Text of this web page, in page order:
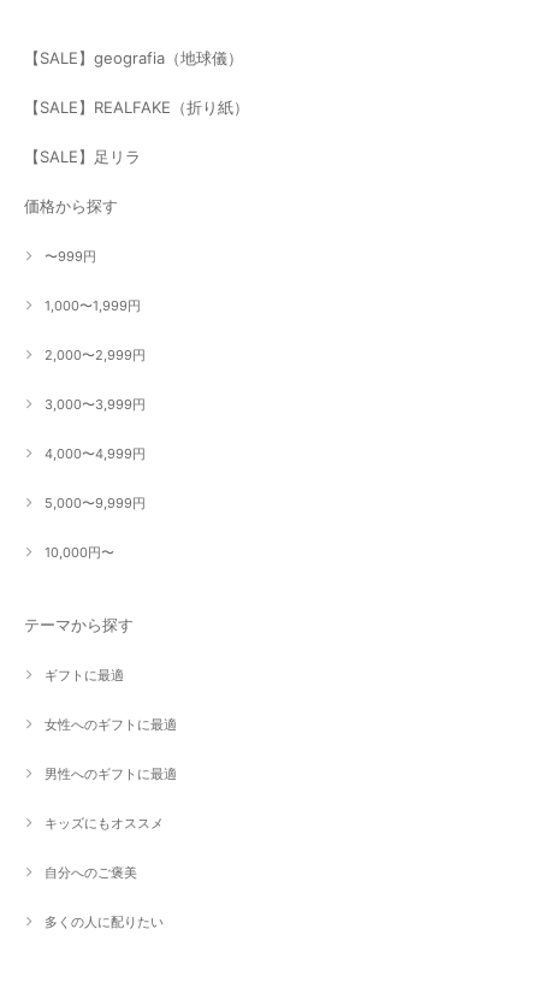
【SALE】geografia（地球儀）
【SALE】REALFAKE（折り紙）
【SALE】足リラ
価格から探す
〜999円
1,000〜1,999円
2,000〜2,999円
3,000〜3,999円
4,000〜4,999円
5,000〜9,999円
10,000円〜
テーマから探す
ギフトに最適
女性へのギフトに最適
男性へのギフトに最適
キッズにもオススメ
自分へのご褒美
多くの人に配りたい